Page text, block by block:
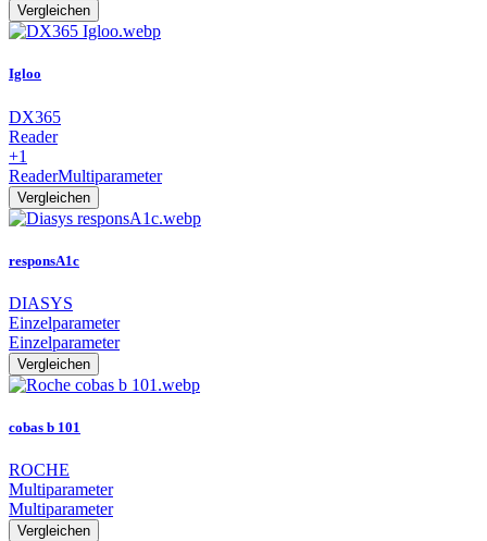
Vergleichen
Igloo
DX365
Reader
+1
ReaderMultiparameter
Vergleichen
responsA1c
DIASYS
Einzelparameter
Einzelparameter
Vergleichen
cobas b 101
ROCHE
Multiparameter
Multiparameter
Vergleichen